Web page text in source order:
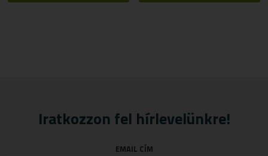
Iratkozzon fel hírlevelünkre!
EMAIL CÍM